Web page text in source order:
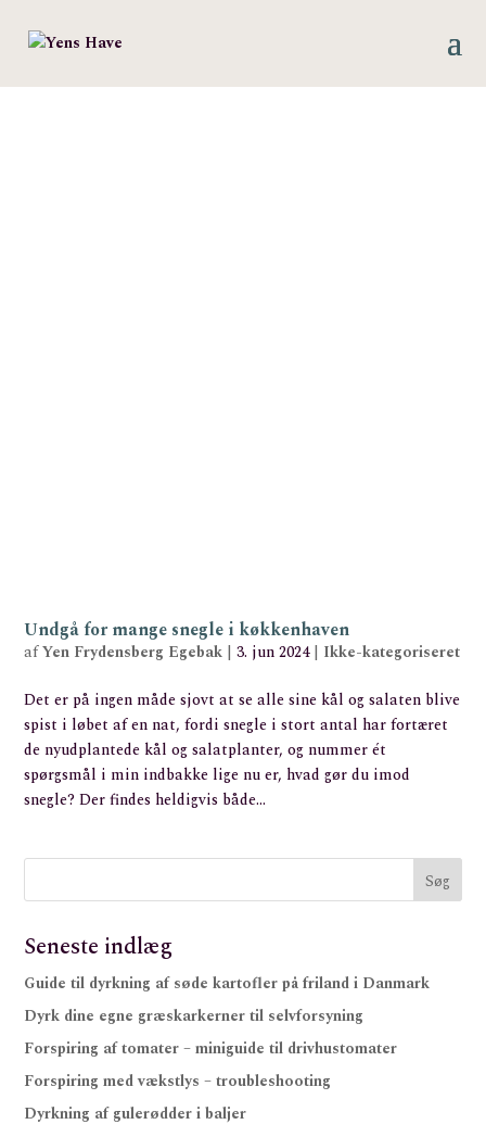
Undgå for mange snegle i køkkenhaven
afYen Frydensberg Egebak |3. jun 2024| Ikke-kategoriseret
Det er på ingen måde sjovt at se alle sine kål og salaten blive
spist i løbet af en nat, fordi snegle i stort antal har fortæret
de nyudplantede kål og salatplanter, og nummer ét
spørgsmål i min indbakke lige nu er, hvad gør du imod
snegle? Der findes heldigvis både...
Seneste indlæg
Guide til dyrkning af søde kartofler på friland i Danmark
Dyrk dine egne græskarkerner til selvforsyning
Forspiring af tomater – miniguide til drivhustomater
Forspiring med vækstlys – troubleshooting
Dyrkning af gulerødder i baljer